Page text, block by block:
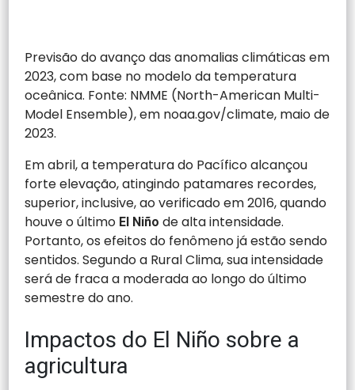
Previsão do avanço das anomalias climáticas em
2023, com base no modelo da temperatura
oceânica. Fonte: NMME (North-American Multi-
Model Ensemble), em noaa.gov/climate, maio de
2023.
Em abril, a temperatura do Pacífico alcançou
forte elevação, atingindo patamares recordes,
superior, inclusive, ao verificado em 2016, quando
houve o último El Niño de alta intensidade.
Portanto, os efeitos do fenômeno já estão sendo
sentidos. Segundo a Rural Clima, sua intensidade
será de fraca a moderada ao longo do último
semestre do ano.
Impactos do El Niño sobre a
agricultura